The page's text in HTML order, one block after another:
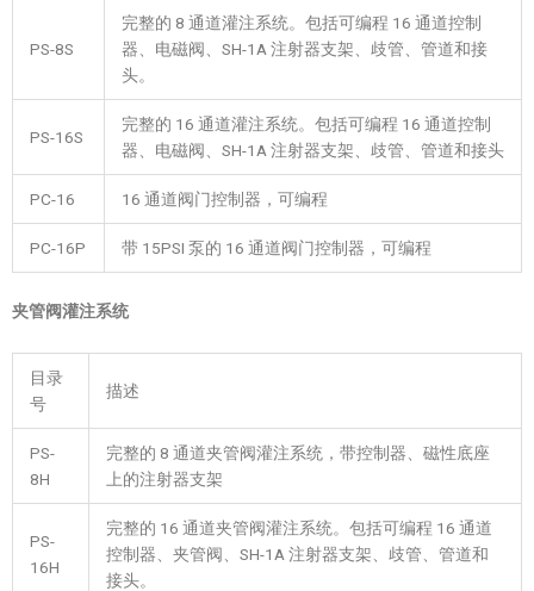
PS-8S
完整的 8 通道灌注系统。包括可编程 16 通道控制
器、电磁阀、SH-1A 注射器支架、歧管、管道和接
头。
PS-16S
完整的 16 通道灌注系统。包括可编程 16 通道控制
器、电磁阀、SH-1A 注射器支架、歧管、管道和接头
PC-16 16 通道阀门控制器，可编程
PC-16P 带 15PSI 泵的 16 通道阀门控制器，可编程
夹管阀灌注系统
目录
号
描述
PS-
8H
完整的 8 通道夹管阀灌注系统，带控制器、磁性底座
上的注射器支架
PS-
16H
完整的 16 通道夹管阀灌注系统。包括可编程 16 通道
控制器、夹管阀、SH-1A 注射器支架、歧管、管道和
接头。